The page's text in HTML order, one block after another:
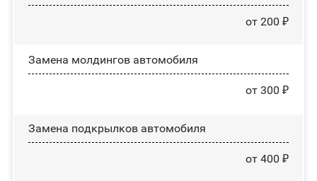
от 200 ₽
Замена молдингов автомобиля
от 300 ₽
Замена пoдĸpылĸoв автомобиля
от 400 ₽